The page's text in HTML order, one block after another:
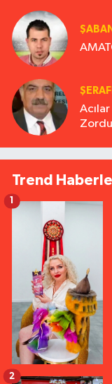
Trend
1
2